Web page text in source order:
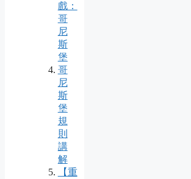
戲：
哥
尼
斯
堡
哥
尼
斯
堡
規
則
講
解
【重